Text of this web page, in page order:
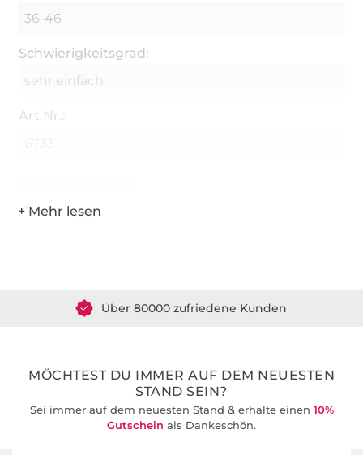
36-46
Schwierigkeitsgrad:
sehr einfach
Art.Nr.:
MÖCHTEST DU IMMER AUF DEM NEUESTEN
STAND SEIN?
Sei immer auf dem neuesten Stand & erhalte einen 10%
Gutschein als Dankeschön.